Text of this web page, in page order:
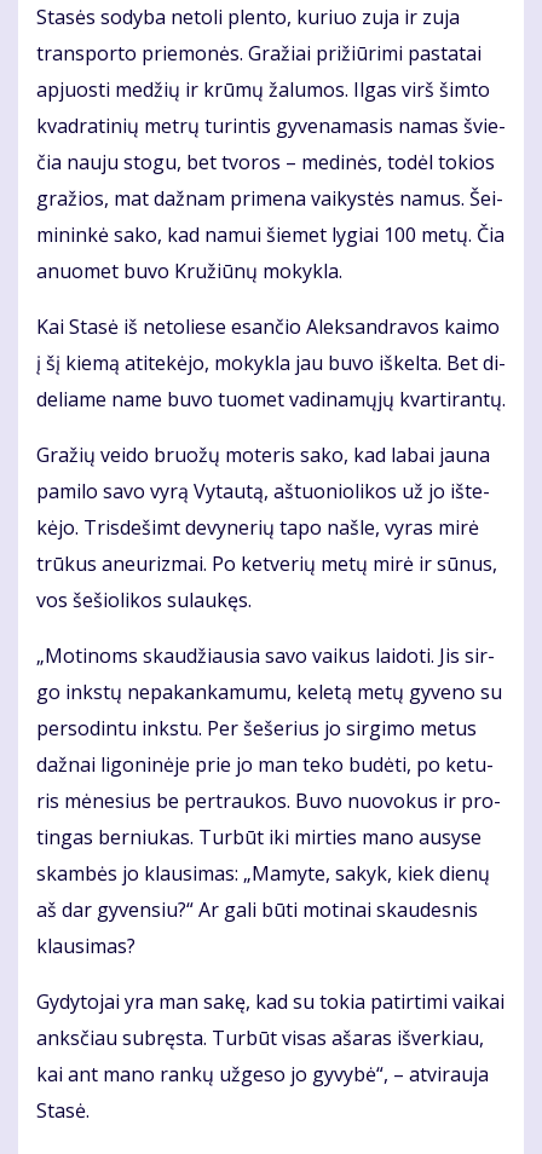
Sta­sės so­dy­ba ne­to­li plen­to, ku­riuo zu­ja ir zu­ja
trans­por­to prie­mo­nės. Gra­žiai pri­žiū­ri­mi pa­sta­tai
ap­juos­ti me­džių ir krū­mų ža­lu­mos. Il­gas virš šim­to
kvad­ra­ti­nių met­rų tu­rin­tis gy­ve­na­ma­sis na­mas švie­
čia nau­ju sto­gu, bet tvo­ros – me­di­nės, to­dėl to­kios
gra­žios, mat daž­nam pri­me­na vai­kys­tės na­mus. Šei­
mi­nin­kė sa­ko, kad na­mui šie­met ly­giai 100 me­tų. Čia
anuo­met bu­vo Kru­žiū­nų mo­kyk­la.
Kai Sta­sė iš ne­to­lie­se esan­čio Alek­san­dra­vos kai­mo
į šį kie­mą ati­te­kė­jo, mo­kyk­la jau bu­vo iš­kel­ta. Bet di­
de­lia­me na­me bu­vo tuo­met va­di­na­mų­jų kvar­ti­ran­tų.
Gra­žių vei­do bruo­žų mo­te­ris sa­ko, kad la­bai jau­na
pa­mi­lo sa­vo vy­rą Vy­tau­tą, aš­tuo­nio­li­kos už jo iš­te­
kė­jo. Tris­de­šimt de­vy­ne­rių ta­po naš­le, vy­ras mi­rė
trū­kus aneu­riz­mai. Po ket­ve­rių me­tų mi­rė ir sū­nus,
vos še­šio­li­kos su­lau­kęs.
„Mo­ti­noms skau­džiau­sia sa­vo vai­kus lai­do­ti. Jis sir­
go inks­tų ne­pa­kan­ka­mu­mu, ke­le­tą me­tų gy­ve­no su
per­so­din­tu inks­tu. Per še­še­rius jo sir­gi­mo me­tus
daž­nai li­go­ni­nė­je prie jo man te­ko bu­dė­ti, po ke­tu­
ris mė­ne­sius be per­trau­kos. Bu­vo nuo­vo­kus ir pro­
tin­gas ber­niu­kas. Tur­būt iki mir­ties ma­no au­sy­se
skam­bės jo klau­si­mas: „Ma­my­te, sa­kyk, kiek die­nų
aš dar gy­ven­siu?“ Ar ga­li bū­ti mo­ti­nai skau­des­nis
klau­si­mas?
Gy­dy­to­jai yra man sa­kę, kad su to­kia pa­tir­ti­mi vai­kai
anks­čiau su­bręs­ta. Tur­būt vi­sas aša­ras iš­ver­kiau,
kai ant ma­no ran­kų už­ge­so jo gy­vy­bė“, – at­vi­rau­ja
Sta­sė.